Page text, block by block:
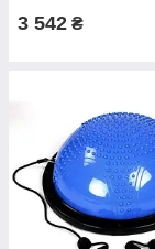
3 542 ₴